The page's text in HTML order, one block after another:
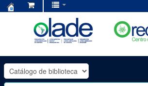
OLADE
-